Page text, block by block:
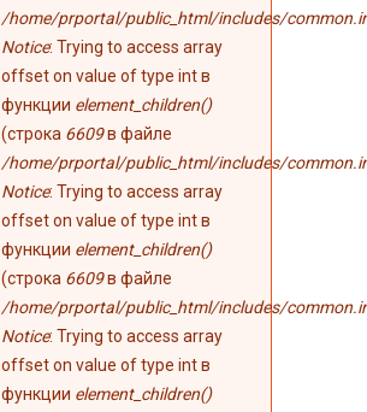
/home/prportal/public_html/includes/
Notice: Trying to access array
offset on value of type int в
функции element_children()
(строка 6609в файле
/home/prportal/public_html/includes/
Notice: Trying to access array
offset on value of type int в
функции element_children()
(строка 6609в файле
/home/prportal/public_html/includes/
Notice: Trying to access array
offset on value of type int в
функции element_children()